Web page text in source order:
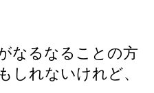
なるなることの方
しれないけれど、